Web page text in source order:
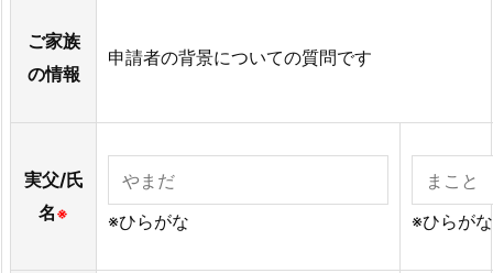
ご家族
の情報
申請者の背景についての質問です
実父/氏
名※ ※ひらがな ※ひらがな